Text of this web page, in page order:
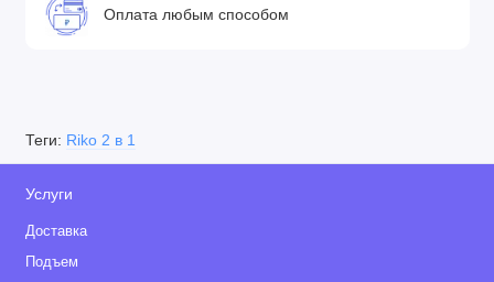
Оплата любым способом
Теги: Riko 2 в 1
Услуги
Доставка
Подъем